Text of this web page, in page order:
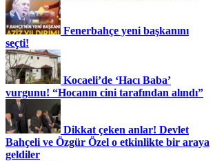
Fenerbahçe yeni başkanını
seçti!
Kocaeli’de ‘Hacı Baba’
vurgunu! “Hocanın cini tarafından alındı”
Dikkat çeken anlar! Devlet
Bahçeli ve Özgür Özel o etkinlikte bir araya
geldiler